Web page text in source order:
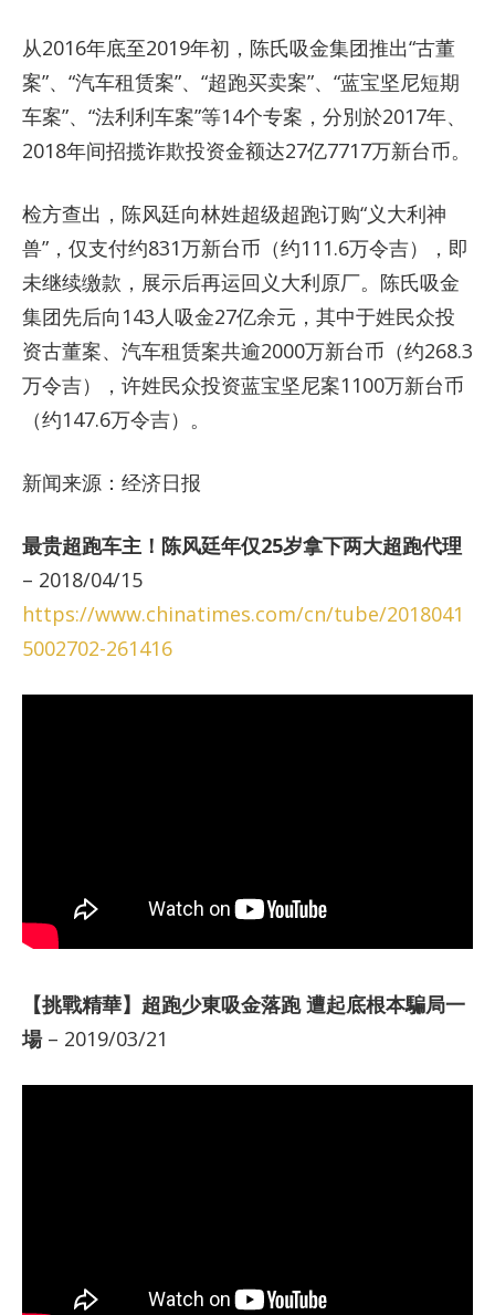
从2016年底至2019年初，陈氏吸金集团推出“古董
案”、“汽车租赁案”、“超跑买卖案”、“蓝宝坚尼短期
车案”、“法利利车案”等14个专案，分別於2017年、
2018年间招揽诈欺投资金额达27亿7717万新台币。
检方查出，陈风廷向林姓超级超跑订购“义大利神
兽”，仅支付约831万新台币（约111.6万令吉），即
未继续缴款，展示后再运回义大利原厂。陈氏吸金
集团先后向143人吸金27亿余元，其中于姓民众投
资古董案、汽车租赁案共逾2000万新台币（约268.3
万令吉），许姓民众投资蓝宝坚尼案1100万新台币
（约147.6万令吉）。
新闻来源：经济日报
最贵超跑车主！陈风廷年仅25岁拿下两大超跑代理
– 2018/04/15
https://www.chinatimes.com/cn/tube/2018041
5002702-261416
【挑戰精華】超跑少東吸金落跑 遭起底根本騙局一
場– 2019/03/21